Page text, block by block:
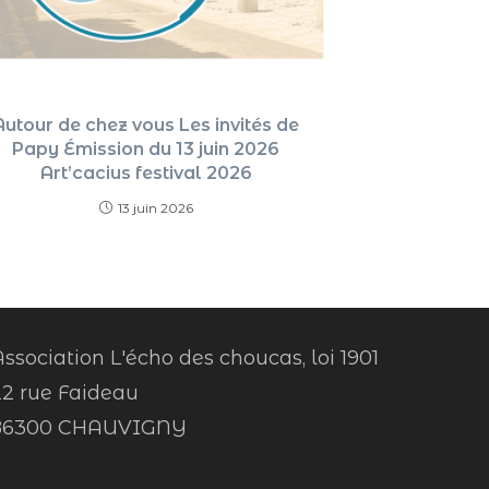
de chez vous Les invités de
Papy Émission du 13 juin 2026
Art’cacius festival 2026
13 juin 2026
L'écho des choucas, loi 1901
rue Faideau
CHAUVIGNY